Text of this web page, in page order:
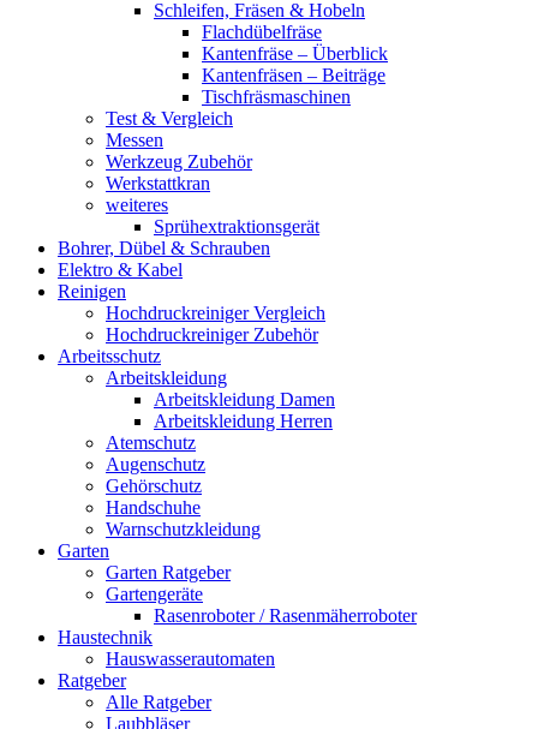
Schleifen, Fräsen & Hobeln
Flachdübelfräse
Kantenfräse – Überblick
Kantenfräsen – Beiträge
Tischfräsmaschinen
Test & Vergleich
Messen
Werkzeug Zubehör
Werkstattkran
weiteres
Sprühextraktionsgerät
Bohrer, Dübel & Schrauben
Elektro & Kabel
Reinigen
Hochdruckreiniger Vergleich
Hochdruckreiniger Zubehör
Arbeitsschutz
Arbeitskleidung
Arbeitskleidung Damen
Arbeitskleidung Herren
Atemschutz
Augenschutz
Gehörschutz
Handschuhe
Warnschutzkleidung
Garten
Garten Ratgeber
Gartengeräte
Rasenroboter / Rasenmäherroboter
Haustechnik
Hauswasserautomaten
Ratgeber
Alle Ratgeber
Laubbläser